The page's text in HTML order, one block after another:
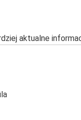
aktualne